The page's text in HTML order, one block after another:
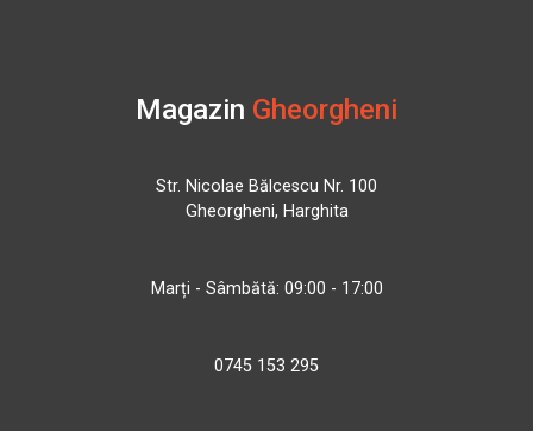
Magazin Gheorgheni
Str. Nicolae Bălcescu Nr. 100
Gheorgheni, Harghita
Marți - Sâmbătă: 09:00 - 17:00
0745 153 295